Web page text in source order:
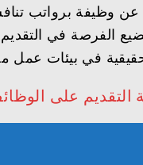
وظيفة برواتب
تضيع الفرصة في
في بيئات عمل
التقديم على